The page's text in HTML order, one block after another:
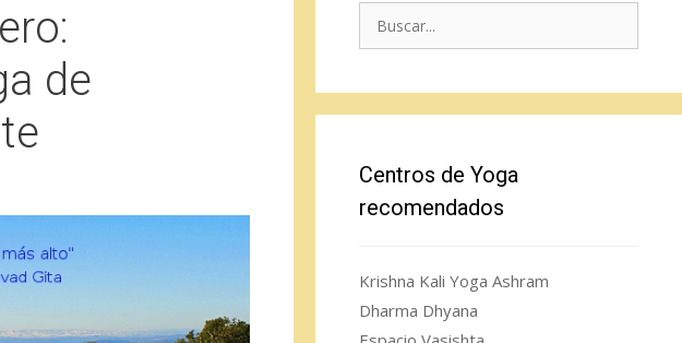
de
Centros de Yoga
recomendados
Krishna Kali Yoga Ashram
Dharma Dhyana